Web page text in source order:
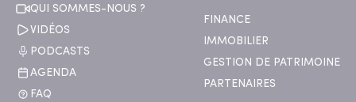
QUI SOMMES-NOUS ?
VIDÉOS
PODCASTS
AGENDA
FAQ
FINANCE
IMMOBILIER
GESTION DE PATRIMOINE
PARTENAIRES